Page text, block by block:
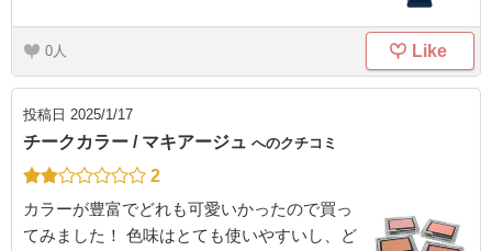
0 Like
投稿日 2025/1/17
チークカラー / マキアージュ へのクチコミ
2
カラーが豊富でどれも可愛いかったので買っ
てみました！ 色味はとても使いやすいし、ど